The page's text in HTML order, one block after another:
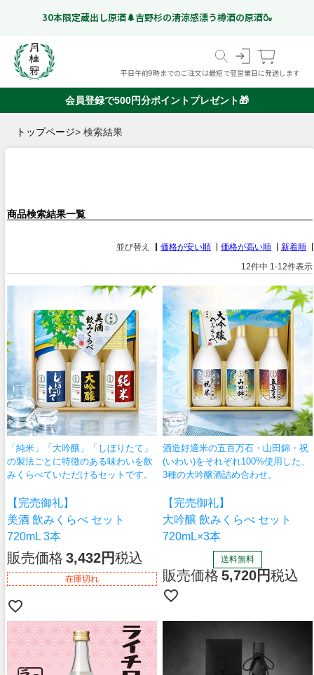
30本限定蔵出し原酒🌲吉野杉の清涼感漂う樽酒の原酒🍶
平日午前9時までのご注文は最短で翌営業日に発送します
こだわりのお酒
いつものお酒
ギフトのお酒
Gekkeikan Studio
(ノンアルコール日本酒)
リキュール・梅酒ほか
ドイツビール
甘酒
奈良漬
京都伏見の
🌸香りで楽しむ日本酒シリーズ
Ep.01 日本酒ハイボール🥛
🌾季節の蔵手帳
夏に楽しむ「あま酒」
会員登録で500円分ポイントプレゼント🎁
トップページ 検索結果
商品検索結果一覧
並び替え 価格が安い順 価格が高い順
新着順
12件中 1-12件表示
「純米」「大吟醸」「しぼりたて」
の製法ごとに特徴のある味わいを飲
みくらべていただけるセットです。
【完売御礼】
美酒 飲みくらべ セット
720mL 3本
販売価格 3,432 税込
在庫切れ
酒造好適米の五百万石・山田錦・祝
(いわい)をそれぞれ100%使用した、
3種の大吟醸酒詰め合わせ。
【完売御礼】
大吟醸 飲みくらべ セット
720mL×3本
送料無料
販売価格 5,720 税込